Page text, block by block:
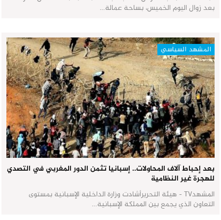
بعد زوال اليوم الخميس، بساحة عمالة…
المشهد السياسي
بعد إحباط آلاف المحاولات.. إسبانيا تثمن الدور المغربي في التصدي
للهجرة غير النظامية
المشهدTV - هيئة التحريرأشادت وزارة الداخلية الإسبانية بمستوى
التعاون الذي يجمع بين المملكة الإسبانية…